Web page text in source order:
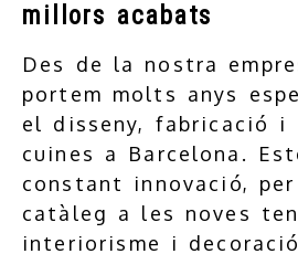
millors acabats
Des de la nostra
portem molts anys
el disseny, fabricació i
cuines a Barcelona.
constant innovació,
catàleg a les noves
interiorisme i